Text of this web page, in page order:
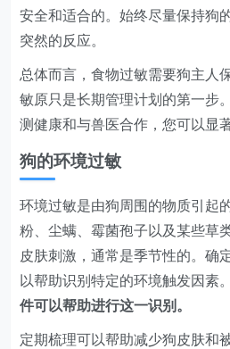
安全和适合的。始终尽量保持狗
突然的反应。
总体而言，食物过敏需要狗主人
敏原只是长期管理计划的第一步
测健康和与兽医合作，您可以显
狗的环境过敏
环境过敏是由狗周围的物质引起
粉、尘螨、霉菌孢子以及某些草
皮肤刺激，通常是季节性的。确
以帮助识别特定的环境触发因素
件可以帮助进行这一识别。
定期梳理可以帮助减少狗皮肤和